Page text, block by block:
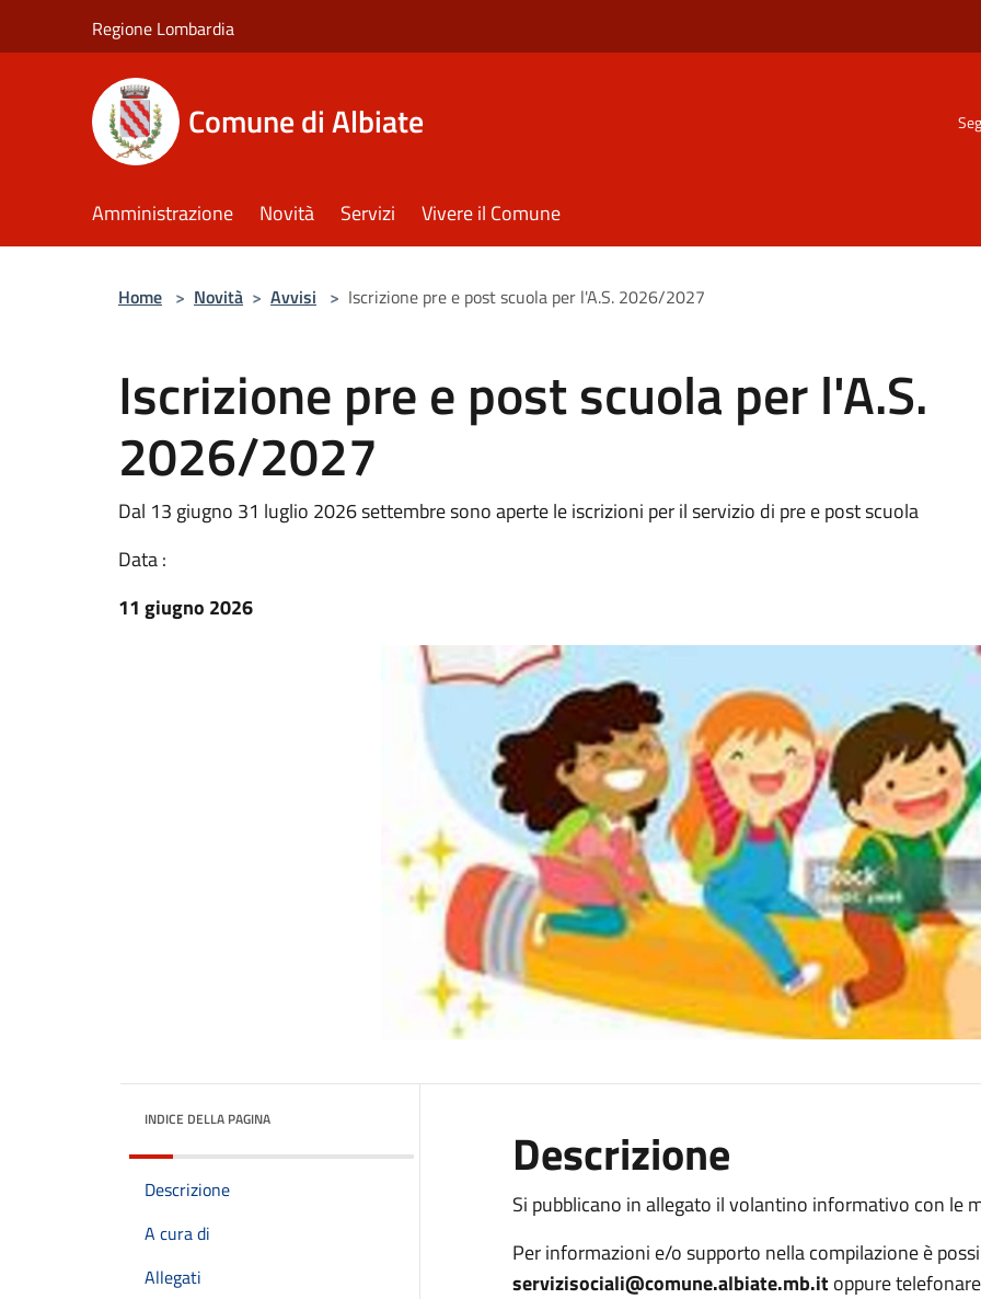
Regione Lombardia
Comune di Albiate
Amministrazione Novità Servizi Vivere il Comune
Home > Novità > Avvisi > Iscrizione pre e post scuola per l'A.S. 2026/2027
Iscrizione pre e post scuola per l'A.S.
2026/2027
Dal 13 giugno 31 luglio 2026 settembre sono aperte le iscrizioni per il servizio di pre e post scuola
Data :
11 giugno 2026
INDICE DELLA PAGINA
Descrizione
A cura di
Allegati
Descrizione
Si pubblicano in allegato il volantino informativo con le
Per informazioni e/o supporto nella compilazione è
servizisociali@comune.albiate.mb.itoppure